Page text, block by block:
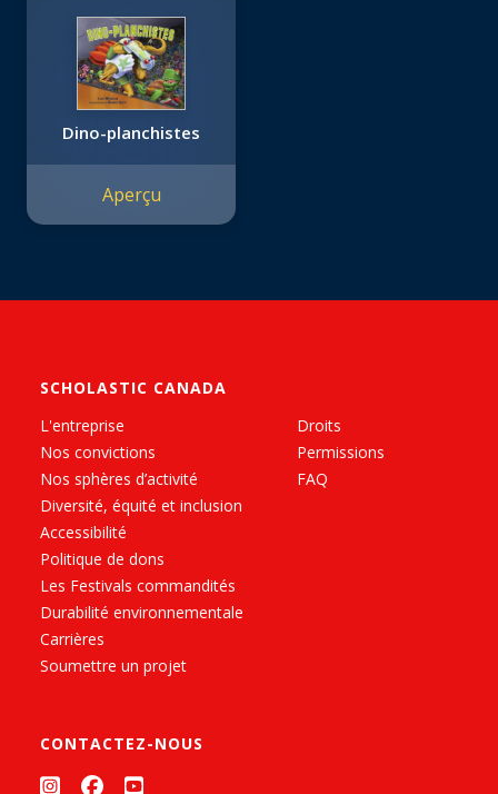
Dino-planchistes
Aperçu
SCHOLASTIC CANADA
L'entreprise
Nos convictions
Nos sphères d’activité
Diversité, équité et inclusion
Accessibilité
Politique de dons
Les Festivals commandités
Durabilité environnementale
Carrières
Soumettre un projet
Droits
Permissions
FAQ
CONTACTEZ-NOUS